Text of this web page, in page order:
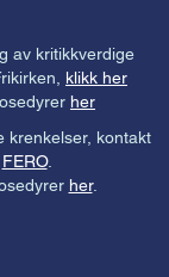
av kritikkverdige
klikk her
her
krenkelser, kontakt
FERO.
her.